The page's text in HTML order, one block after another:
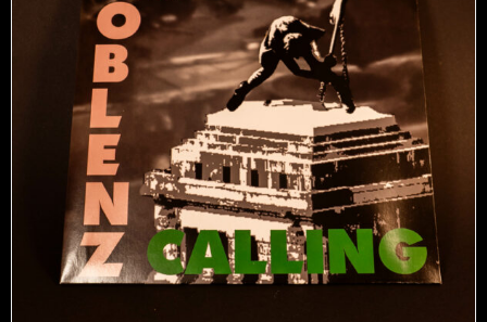
auf
der
Produktseite
gewählt
werden